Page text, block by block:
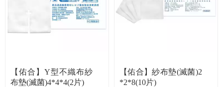
【佑合】Y型不織布紗
布墊(滅菌)4*4*4(2片)
【佑合】紗布墊(滅菌)2
*2*8(10片)